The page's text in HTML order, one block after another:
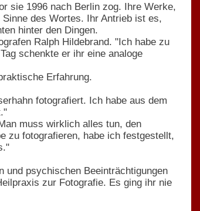
sie 1996 nach Berlin zog. Ihre Werke,
des Wortes. Ihr Antrieb ist es,
hinter den Dingen.
Ralph Hildebrand. "Ich habe zu
schenkte er ihr eine analoge
Erfahrung.
fotografiert. Ich habe aus dem
muss wirklich alles tun, den
zu fotografieren, habe ich festgestellt,
und psychischen Beeinträchtigungen
zur Fotografie. Es ging ihr nie